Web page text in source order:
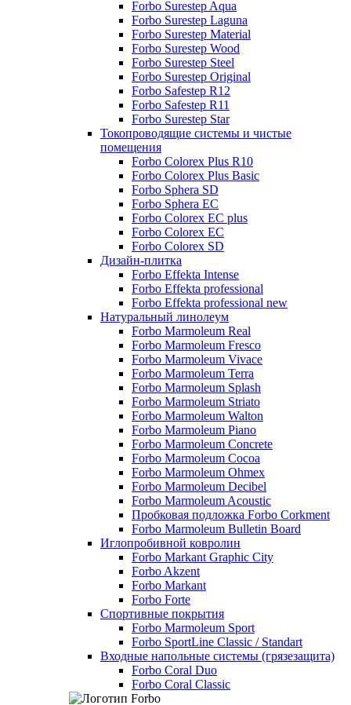
Forbo Surestep Aqua
Forbo Surestep Laguna
Forbo Surestep Material
Forbo Surestep Wood
Forbo Surestep Steel
Forbo Surestep Original
Forbo Safestep R12
Forbo Safestep R11
Forbo Surestep Star
Токопроводящие системы и чистые
помещения
Forbo Colorex Plus R10
Forbo Colorex Plus Basic
Forbo Sphera SD
Forbo Sphera EC
Forbo Colorex EC plus
Forbo Colorex EC
Forbo Colorex SD
Дизайн-плитка
Forbo Effekta Intense
Forbo Effekta professional
Forbo Effekta professional new
Натуральный линолеум
Forbo Marmoleum Real
Forbo Marmoleum Fresco
Forbo Marmoleum Vivace
Forbo Marmoleum Terra
Forbo Marmoleum Splash
Forbo Marmoleum Striato
Forbo Marmoleum Walton
Forbo Marmoleum Piano
Forbo Marmoleum Concrete
Forbo Marmoleum Cocoa
Forbo Marmoleum Ohmex
Forbo Marmoleum Decibel
Forbo Marmoleum Acoustic
Пробковая подложка Forbo Corkment
Forbo Marmoleum Bulletin Board
Иглопробивной ковролин
Forbo Markant Graphic City
Forbo Akzent
Forbo Markant
Forbo Forte
Спортивные покрытия
Forbo Marmoleum Sport
Forbo SportLine Classic / Standart
Входные напольные системы (грязезащита)
Forbo Coral Duo
Forbo Coral Classic